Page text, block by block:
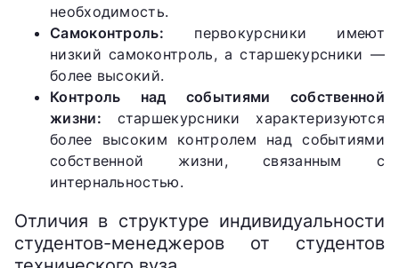
необходимость.
Самоконтроль: первокурсники имеют
низкий самоконтроль, а старшекурсники —
более высокий.
Контроль над событиями собственной
жизни: старшекурсники характеризуются
более высоким контролем над событиями
собственной жизни, связанным с
интернальностью.
Отличия в структуре индивидуальности
студентов-менеджеров от студентов